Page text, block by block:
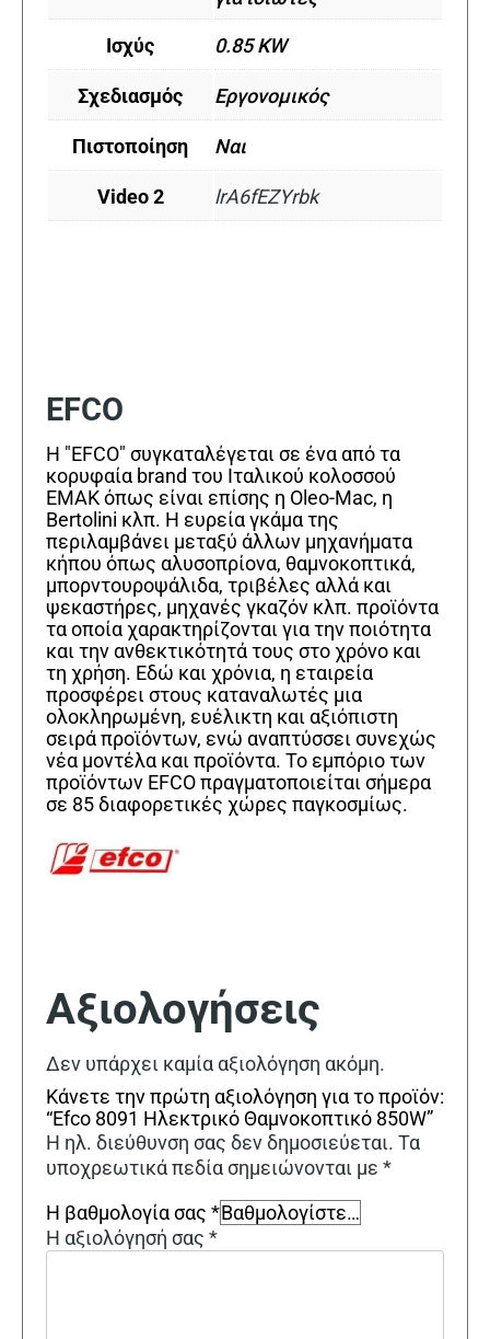
Ισχύς 0.85 KW
Σχεδιασμός Εργονομικός
Πιστοποίηση Ναι
Video 2 lrA6fEZYrbk
EFCO
Η "EFCO" συγκαταλέγεται σε ένα από τα
κορυφαία brand του Ιταλικού κολοσσού
EMAK όπως είναι επίσης η Oleo-Mac, η
Bertolini κλπ. Η ευρεία γκάμα της
περιλαμβάνει μεταξύ άλλων μηχανήματα
κήπου όπως αλυσοπρίονα, θαμνοκοπτικά,
μπορντουροψάλιδα, τριβέλες αλλά και
ψεκαστήρες, μηχανές γκαζόν κλπ. προϊόντα
τα οποία χαρακτηρίζονται για την ποιότητα
και την ανθεκτικότητά τους στο χρόνο και
τη χρήση. Εδώ και χρόνια, η εταιρεία
προσφέρει στους καταναλωτές μια
ολοκληρωμένη, ευέλικτη και αξιόπιστη
σειρά προϊόντων, ενώ αναπτύσσει συνεχώς
νέα μοντέλα και προϊόντα. Το εμπόριο των
προϊόντων EFCO πραγματοποιείται σήμερα
σε 85 διαφορετικές χώρες παγκοσμίως.
Αξιολογήσεις
Δεν υπάρχει καμία αξιολόγηση ακόμη.
Κάνετε την πρώτη αξιολόγηση για το προϊόν:
“Efco 8091 Ηλεκτρικό Θαμνοκοπτικό 850W”
Η ηλ. διεύθυνση σας δεν δημοσιεύεται. Τα
υποχρεωτικά πεδία σημειώνονται με *
Η βαθμολογία σας *
Η αξιολόγησή σας *